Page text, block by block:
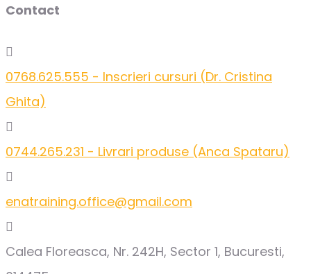
Contact
0768.625.555 - Inscrieri cursuri (Dr. Cristina
Ghita)
0744.265.231 - Livrari produse (Anca Spataru)
enatraining.office@gmail.com
Calea Floreasca, Nr. 242H, Sector 1, Bucuresti,